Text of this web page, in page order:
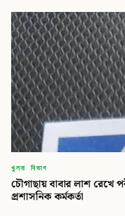
খুলনা বিভাগ
চৌগাছায় বাবার লাশ রেখে
প্রশাসনিক কর্মকর্তা